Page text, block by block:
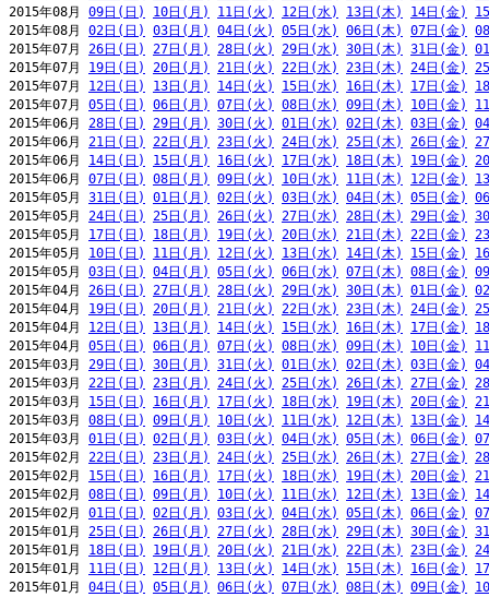
2015年08月 09日(日) 10日(月) 11日(火) 12日(水) 13日(木) 14日(金)
2015年08月 02日(日) 03日(月) 04日(火) 05日(水) 06日(木) 07日(金)
2015年07月 26日(日) 27日(月) 28日(火) 29日(水) 30日(木) 31日(金)
2015年07月 19日(日) 20日(月) 21日(火) 22日(水) 23日(木) 24日(金)
2015年07月 12日(日) 13日(月) 14日(火) 15日(水) 16日(木) 17日(金)
2015年07月 05日(日) 06日(月) 07日(火) 08日(水) 09日(木) 10日(金)
2015年06月 28日(日) 29日(月) 30日(火) 01日(水) 02日(木) 03日(金)
2015年06月 21日(日) 22日(月) 23日(火) 24日(水) 25日(木) 26日(金)
2015年06月 14日(日) 15日(月) 16日(火) 17日(水) 18日(木) 19日(金)
2015年06月 07日(日) 08日(月) 09日(火) 10日(水) 11日(木) 12日(金)
2015年05月 31日(日) 01日(月) 02日(火) 03日(水) 04日(木) 05日(金)
2015年05月 24日(日) 25日(月) 26日(火) 27日(水) 28日(木) 29日(金)
2015年05月 17日(日) 18日(月) 19日(火) 20日(水) 21日(木) 22日(金)
2015年05月 10日(日) 11日(月) 12日(火) 13日(水) 14日(木) 15日(金)
2015年05月 03日(日) 04日(月) 05日(火) 06日(水) 07日(木) 08日(金)
2015年04月 26日(日) 27日(月) 28日(火) 29日(水) 30日(木) 01日(金)
2015年04月 19日(日) 20日(月) 21日(火) 22日(水) 23日(木) 24日(金)
2015年04月 12日(日) 13日(月) 14日(火) 15日(水) 16日(木) 17日(金)
2015年04月 05日(日) 06日(月) 07日(火) 08日(水) 09日(木) 10日(金)
2015年03月 29日(日) 30日(月) 31日(火) 01日(水) 02日(木) 03日(金)
2015年03月 22日(日) 23日(月) 24日(火) 25日(水) 26日(木) 27日(金)
2015年03月 15日(日) 16日(月) 17日(火) 18日(水) 19日(木) 20日(金)
2015年03月 08日(日) 09日(月) 10日(火) 11日(水) 12日(木) 13日(金)
2015年03月 01日(日) 02日(月) 03日(火) 04日(水) 05日(木) 06日(金)
2015年02月 22日(日) 23日(月) 24日(火) 25日(水) 26日(木) 27日(金)
2015年02月 15日(日) 16日(月) 17日(火) 18日(水) 19日(木) 20日(金)
2015年02月 08日(日) 09日(月) 10日(火) 11日(水) 12日(木) 13日(金)
2015年02月 01日(日) 02日(月) 03日(火) 04日(水) 05日(木) 06日(金)
2015年01月 25日(日) 26日(月) 27日(火) 28日(水) 29日(木) 30日(金)
2015年01月 18日(日) 19日(月) 20日(火) 21日(水) 22日(木) 23日(金)
2015年01月 11日(日) 12日(月) 13日(火) 14日(水) 15日(木) 16日(金)
2015年01月 04日(日) 05日(月) 06日(火) 07日(水) 08日(木) 09日(金)